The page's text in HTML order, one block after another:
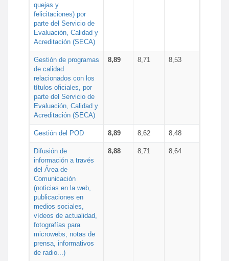
quejas y
felicitaciones) por
parte del Servicio de
Evaluación, Calidad y
Acreditación (SECA)
Gestión de programas
de calidad
relacionados con los
títulos oficiales, por
parte del Servicio de
Evaluación, Calidad y
Acreditación (SECA)
8,89 8,71 8,53
Gestión del POD 8,89 8,62 8,48
Difusión de
información a través
del Área de
Comunicación
(noticias en la web,
publicaciones en
medios sociales,
vídeos de actualidad,
fotografías para
microwebs, notas de
prensa, informativos
de radio...)
8,88 8,71 8,64